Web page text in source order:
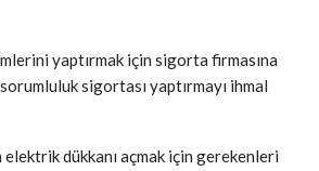
yaptırmak için sigorta firmasına
sigortası yaptırmayı ihmal
dükkanı açmak için gerekenleri